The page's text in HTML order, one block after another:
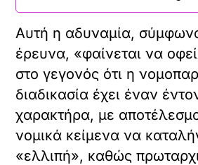
Αυτή η αδυναμία,
έρευνα, «φαίνεται να
στο γεγονός ότι η
διαδικασία έχει έναν
χαρακτήρα, με
νομικά κείμενα να
«ελλιπή», καθώς